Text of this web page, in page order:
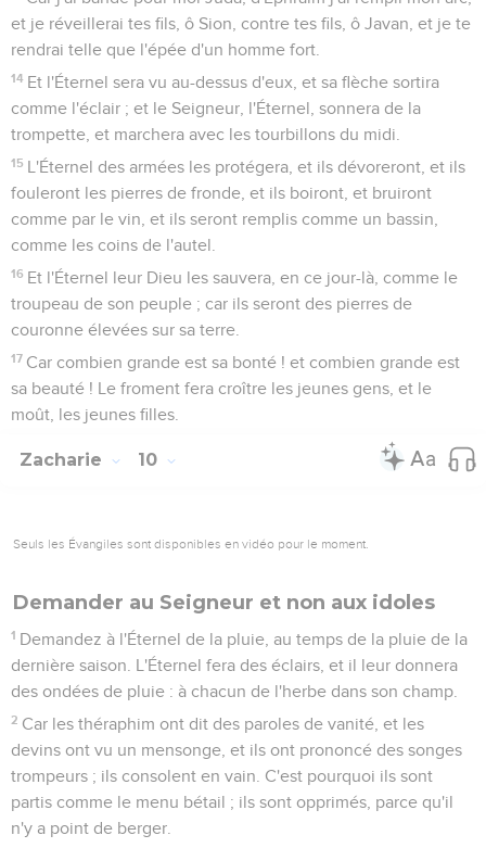
et je réveillerai tes fils, ô Sion, contre tes fils, ô Javan, et je te
rendrai telle que l'épée d'un homme fort.
14 Et l'Éternel sera vu au-dessus d'eux, et sa flèche sortira
comme l'éclair ; et le Seigneur, l'Éternel, sonnera de la
trompette, et marchera avec les tourbillons du midi.
15 L'Éternel des armées les protégera, et ils dévoreront, et ils
fouleront les pierres de fronde, et ils boiront, et bruiront
comme par le vin, et ils seront remplis comme un bassin,
comme les coins de l'autel.
16 Et l'Éternel leur Dieu les sauvera, en ce jour-là, comme le
troupeau de son peuple ; car ils seront des pierres de
couronne élevées sur sa terre.
17 Car combien grande est sa bonté ! et combien grande est
sa beauté ! Le froment fera croître les jeunes gens, et le
moût, les jeunes filles.
Zacharie 10
Seuls les Évangiles sont disponibles en vidéo pour le moment.
Demander au Seigneur et non aux idoles
1 Demandez à l'Éternel de la pluie, au temps de la pluie de la
dernière saison. L'Éternel fera des éclairs, et il leur donnera
des ondées de pluie : à chacun de l'herbe dans son champ.
2 Car les théraphim ont dit des paroles de vanité, et les
devins ont vu un mensonge, et ils ont prononcé des songes
trompeurs ; ils consolent en vain. C'est pourquoi ils sont
partis comme le menu bétail ; ils sont opprimés, parce qu'il
n'y a point de berger.